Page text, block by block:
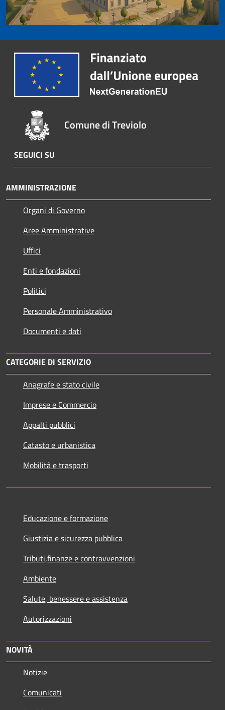
Comune di Treviolo
SEGUICI SU
AMMINISTRAZIONE
Organi di Governo
Aree Amministrative
Uffici
Enti e fondazioni
Politici
Personale Amministrativo
Documenti e dati
CATEGORIE DI SERVIZIO
Anagrafe e stato civile
Imprese e Commercio
Appalti pubblici
Catasto e urbanistica
Mobilità e trasporti
Educazione e formazione
Giustizia e sicurezza pubblica
Tributi,finanze e contravvenzioni
Ambiente
Salute, benessere e assistenza
Autorizzazioni
NOVITÀ
Notizie
Comunicati